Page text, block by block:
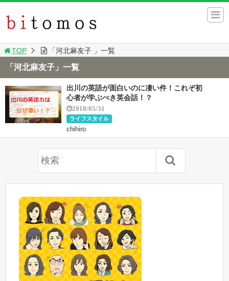
TOP 「河北麻友子 」一覧
「河北麻友子」一覧
出川の英語が面白いのに凄い件！これぞ初
心者が学ぶべき英会話！？
2018/05/31
ライフスタイル
chihiro